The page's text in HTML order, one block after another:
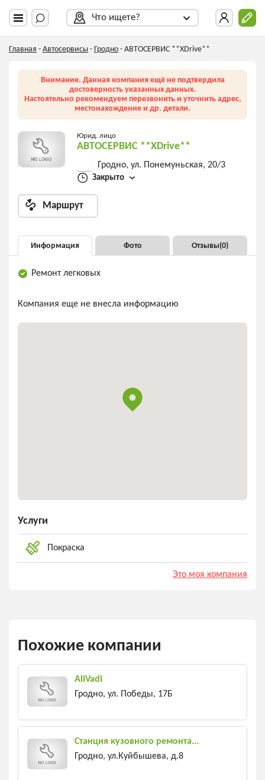
Что ищете?
Главная - Автосервисы - Гродно - АВТОСЕРВИС **XDrive**
Внимание. Данная компания ещё не подтвердила
достоверность указанных данных.
Настоятельно рекомендуем перезвонить и уточнить адрес,
местонахождение и др. детали.
Юрид. лицо
АВТОСЕРВИС **XDrive**
Гродно, ул. Понемуньская, 20/3
Закрыто
Маршрут
Информация Фото Отзывы(0)
Ремонт легковых
Компания еще не внесла информацию
Услуги
Покраска
Это моя компания
Похожие компании
AllVadi
Гродно, ул. Победы, 17Б
Станция кузовного ремонта...
Гродно, ул.Куйбышева, д.8